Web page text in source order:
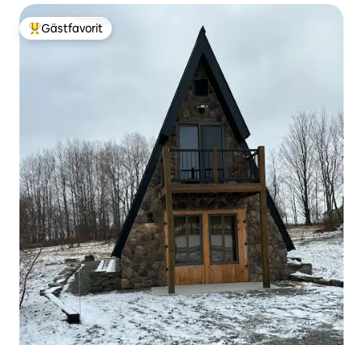
Populär gästfavorit
Gästfavorit